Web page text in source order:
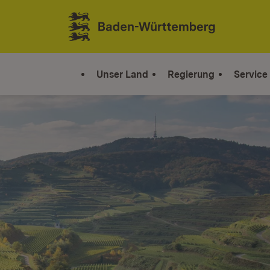
Zum Inhalt springen
Link zur Startseite
Unser Land Regierung Service